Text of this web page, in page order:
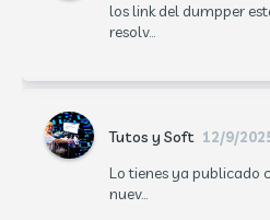
los link del dumpper
resolv...
Tutos y Soft 12/9/
Lo tienes ya publicado
nuev...